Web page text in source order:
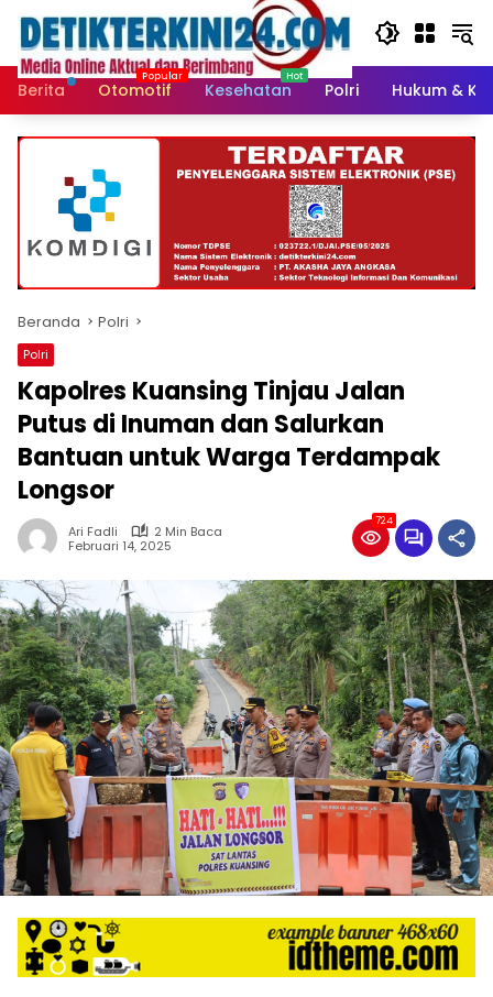
Langsung
konten
Berita
Otomotif Kesehatan Polri Hukum &
Beranda Polri
Polri
Kapolres Kuansing Tinjau Jalan
Putus di Inuman dan Salurkan
Bantuan untuk Warga Terdampak
Longsor
Ari Fadli
2 Min Baca
Februari 14, 2025
724